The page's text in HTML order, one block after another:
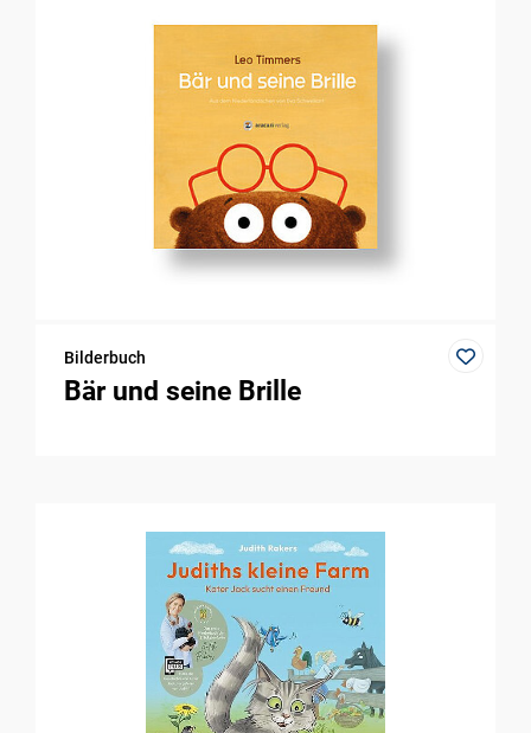
Bilderbuch
Bär und seine Brille